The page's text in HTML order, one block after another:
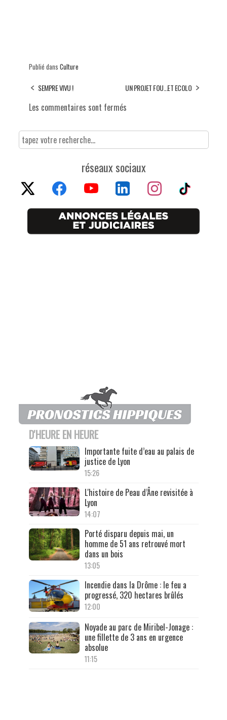
Publié dans Culture
SEMPRE VIVU ! UN PROJET FOU...ET ECOLO
Les commentaires sont fermés
réseaux sociaux
D'HEURE EN HEURE
Importante fuite d’eau au palais de
justice de Lyon
15:26
L'histoire de Peau d’Âne revisitée à
Lyon
14:07
Porté disparu depuis mai, un
homme de 51 ans retrouvé mort
dans un bois
13:05
Incendie dans la Drôme : le feu a
progressé, 320 hectares brûlés
12:00
Noyade au parc de Miribel-Jonage :
une fillette de 3 ans en urgence
absolue
11:15